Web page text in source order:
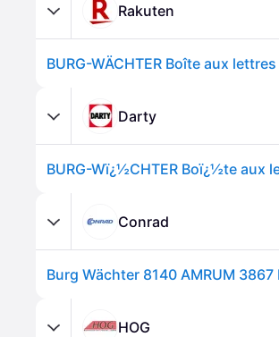
Rakuten
Darty
Conrad
HOG